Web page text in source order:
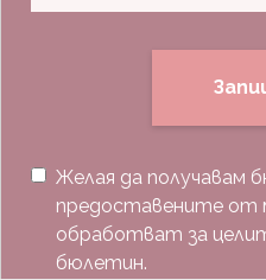
Желая да получавам
предоставените от
обработват за
бюлетин.